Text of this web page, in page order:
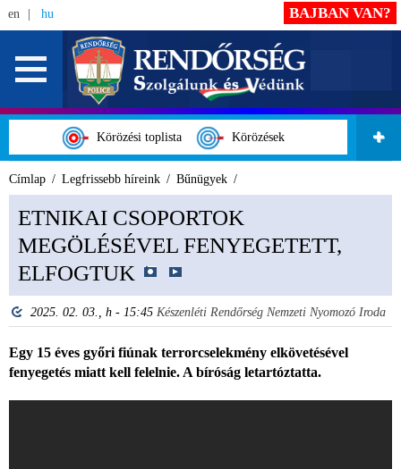
en hu
Körözési toplista Körözések
BAJBAN VAN?
Címlap Legfrissebb híreink Bűnügyek
ETNIKAI CSOPORTOK
MEGÖLÉSÉVEL FENYEGETETT,
ELFOGTUK
2025. 02. 03., h - 15:45 Készenléti Rendőrség Nemzeti Nyomozó Iroda
Egy 15 éves győri fiúnak terrorcselekmény elkövetésével
fenyegetés miatt kell felelnie. A bíróság letartóztatta.